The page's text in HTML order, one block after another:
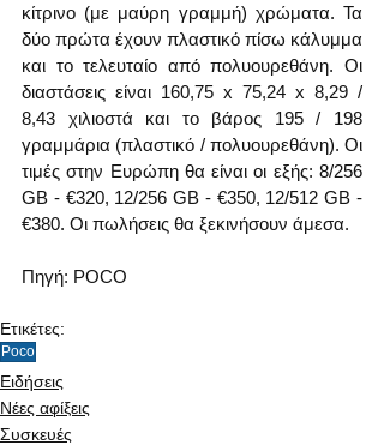
κίτρινο (με μαύρη γραμμή) χρώματα. Τα
δύο πρώτα έχουν πλαστικό πίσω κάλυμμα
και το τελευταίο από πολυουρεθάνη. Οι
διαστάσεις είναι 160,75 x 75,24 x 8,29 /
8,43 χιλιοστά και το βάρος 195 / 198
γραμμάρια (πλαστικό / πολυουρεθάνη). Οι
τιμές στην Ευρώπη θα είναι οι εξής: 8/256
GB - €320, 12/256 GB - €350, 12/512 GB -
€380. Οι πωλήσεις θα ξεκινήσουν άμεσα.
Πηγή: POCO
Ετικέτες:
Poco
Ειδήσεις
Νέες αφίξεις
Συσκευές